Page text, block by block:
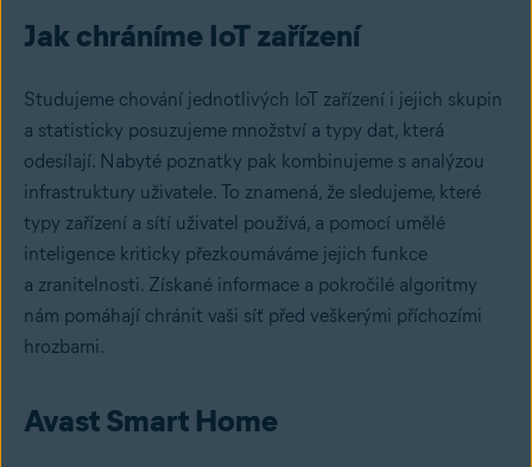
Jak chráníme IoT zařízení
Studujeme chování jednotlivých IoT zařízení i jejich skupin
a statisticky posuzujeme množství a typy dat, která
odesílají. Nabyté poznatky pak kombinujeme s analýzou
infrastruktury uživatele. To znamená, že sledujeme, které
typy zařízení a sítí uživatel používá, a pomocí umělé
inteligence kriticky přezkoumáváme jejich funkce
a zranitelnosti. Získané informace a pokročilé algoritmy
nám pomáhají chránit vaši síť před veškerými příchozími
hrozbami.
Avast Smart Home